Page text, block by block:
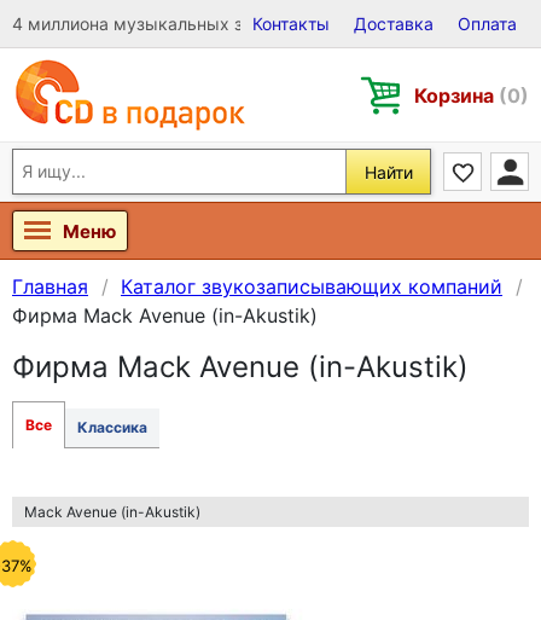
4 миллиона музыкальных записей на Виниле, CD и DVD
Контакты Доставка Оплата
Корзина (0)
Найти
Меню
Главная
Каталог звукозаписывающих компаний
Фирма Mack Avenue (in-Akustik)
Фирма Mack Avenue (in-Akustik)
Все Классика
Mack Avenue (in-Akustik)